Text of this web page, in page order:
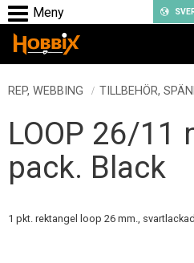
Meny
REP, WEBBING TILLBEHÖR,
LOOP 26/11
pack. Black
1 pkt. rektangel loop 26 mm.,